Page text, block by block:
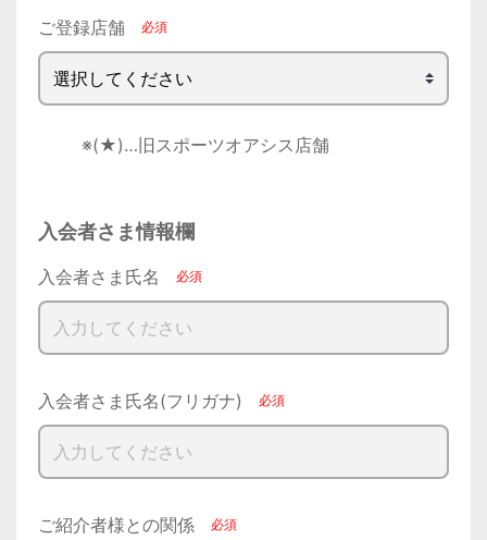
ご登録店舗
入会者さま情報欄
入会者さま氏名
入会者さま氏名(フリガナ)
ご紹介者様との関係